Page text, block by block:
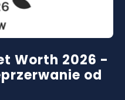
Worth 2026 -
od